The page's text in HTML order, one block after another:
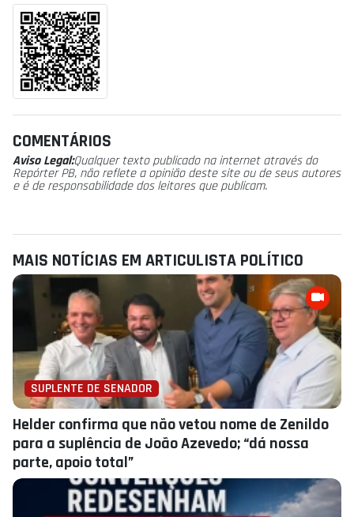
COMENTÁRIOS
Aviso Legal:Qualquer texto publicado na internet através do
Repórter PB, não reflete a opinião deste site ou de seus autores
e é de responsabilidade dos leitores que publicam.
MAIS NOTÍCIAS EM ARTICULISTA POLÍ­TICO
SUPLENTE DE SENADOR
Helder confirma que não vetou nome de Zenildo
para a suplência de João Azevedo; “dá nossa
parte, apoio total”